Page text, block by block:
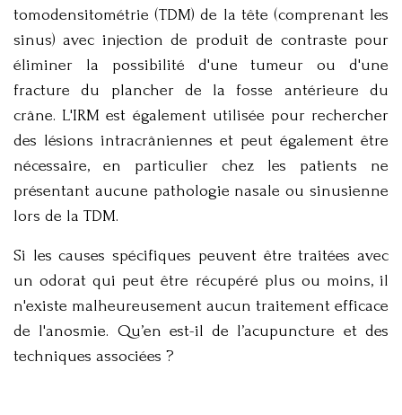
tomodensitométrie (TDM) de la tête (comprenant les
sinus) avec injection de produit de contraste pour
éliminer la possibilité d'une tumeur ou d'une
fracture du plancher de la fosse antérieure du
crâne. L'IRM est également utilisée pour rechercher
des lésions intracrâniennes et peut également être
nécessaire, en particulier chez les patients ne
présentant aucune pathologie nasale ou sinusienne
lors de la TDM.
Si les causes spécifiques peuvent être traitées avec
un odorat qui peut être récupéré plus ou moins, il
n'existe malheureusement aucun traitement efficace
de l'anosmie. Qu’en est-il de l’acupuncture et des
techniques associées ?